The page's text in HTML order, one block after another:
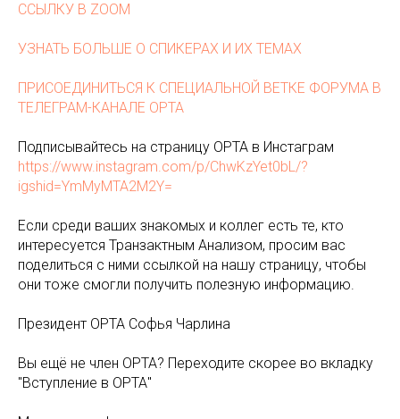
ССЫЛКУ В ZOOM
УЗНАТЬ БОЛЬШЕ О СПИКЕРАХ И ИХ ТЕМАХ
ПРИСОЕДИНИТЬСЯ К СПЕЦИАЛЬНОЙ ВЕТКЕ ФОРУМА В
ТЕЛЕГРАМ-КАНАЛЕ ОРТА
Подписывайтесь на страницу ОРТА в Инстаграм
https://www.instagram.com/p/ChwKzYet0bL/?
igshid=YmMyMTA2M2Y=
Если среди ваших знакомых и коллег есть те, кто
интересуется Транзактным Анализом, просим вас
поделиться с ними ссылкой на нашу страницу, чтобы
они тоже смогли получить полезную информацию.
Президент ОРТА Софья Чарлина
Вы ещё не член ОРТА? Переходите скорее во вкладку
"Вступление в ОРТА"